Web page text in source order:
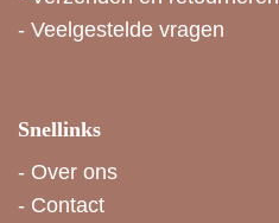
- Veelgestelde vragen
Snellinks
- Over ons
- Contact